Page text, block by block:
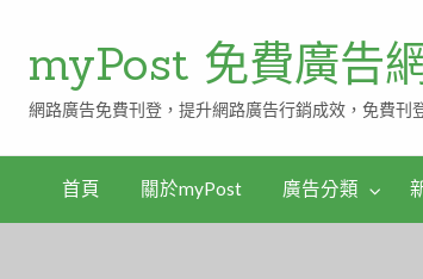
myPost 免費廣告
網路廣告免費刊登，提升網路廣告行銷成效，免費刊
首頁 關於myPost 廣告分類